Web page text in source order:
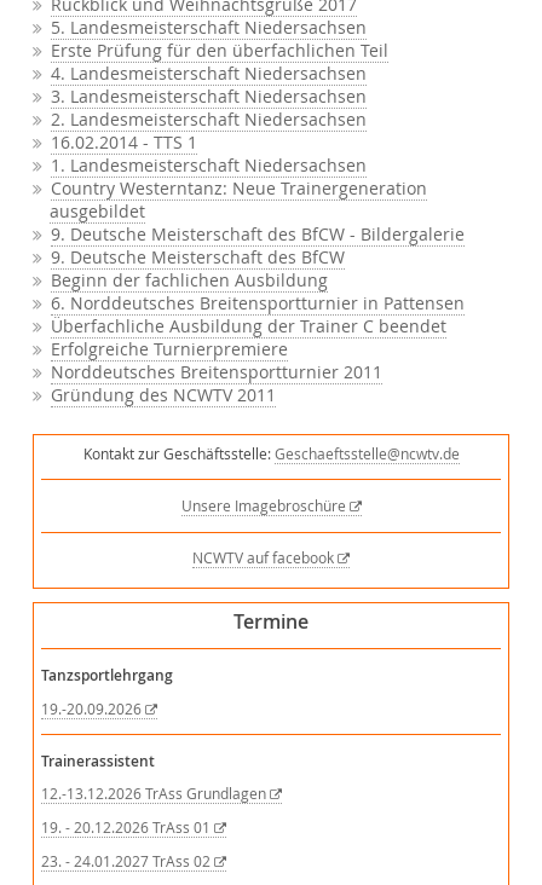
Rückblick und Weihnachtsgrüße 2017
5. Landesmeisterschaft Niedersachsen
Erste Prüfung für den überfachlichen Teil
4. Landesmeisterschaft Niedersachsen
3. Landesmeisterschaft Niedersachsen
2. Landesmeisterschaft Niedersachsen
16.02.2014 - TTS 1
1. Landesmeisterschaft Niedersachsen
Country Westerntanz: Neue Trainergeneration
ausgebildet
9. Deutsche Meisterschaft des BfCW - Bildergalerie
9. Deutsche Meisterschaft des BfCW
Beginn der fachlichen Ausbildung
6. Norddeutsches Breitensportturnier in Pattensen
Überfachliche Ausbildung der Trainer C beendet
Erfolgreiche Turnierpremiere
Norddeutsches Breitensportturnier 2011
Gründung des NCWTV 2011
Kontakt zur Geschäftsstelle: Geschaeftsstelle@ncwtv.de
Unsere Imagebroschüre
NCWTV auf facebook
Termine
Tanzsportlehrgang
19.-20.09.2026
Trainerassistent
12.-13.12.2026 TrAss Grundlagen
19. - 20.12.2026 TrAss 01
23. - 24.01.2027 TrAss 02